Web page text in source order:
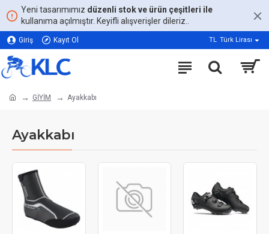
Yeni tasarımımız düzenli stok ve ürün çeşitleri ile
kullanıma açılmıştır. Keyifli alışverişler dileriz..
Giriş Kayıt Ol TL Türk Lirası
GİYİM Ayakkabı
Ayakkabı